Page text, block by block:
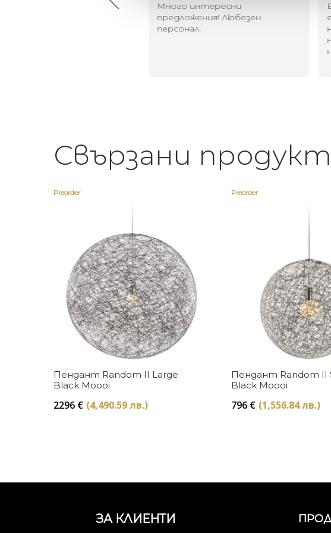
Много интересни
предложения! Любезен
персонал.
Свързани
Preorder
Купи
Пендант Random II Large
Black Moooi
2296 € (4,490.59 лв.)
Preorder
Купи
Пендант Random II
Black Moooi
796 € (1,556.84 лв.)
ЗА КЛИЕНТИ